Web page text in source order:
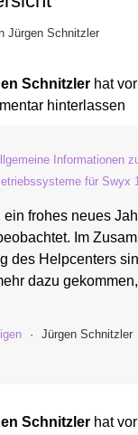
Jürgen Schnitzler
Schnitzler hat
hinterlassen
Informationen
für Swyx
ein frohes neues
Im
des Helpcenters
dazu
Jürgen Schnitzler
Schnitzler hat